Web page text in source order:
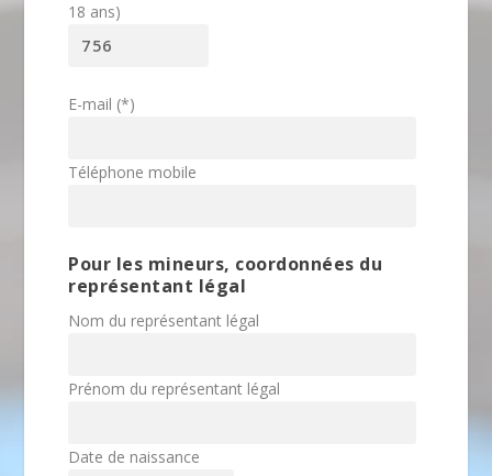
18 ans)
E-mail (*)
Téléphone mobile
Pour les mineurs, coordonnées du
représentant légal
Nom du représentant légal
Prénom du représentant légal
Date de naissance